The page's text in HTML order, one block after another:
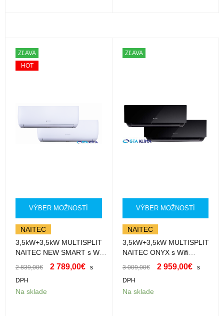
ZĽAVA
HOT
VÝBER MOŽNOSTÍ
NAITEC
3,5kW+3,5kW MULTISPLIT
NAITEC NEW SMART s Wifi
SM35HXXK+SM35HXXK s
montážou
2 839,00€ 2 789,00€
s
DPH
Na sklade
ZĽAVA
VÝBER MOŽNOSTÍ
NAITEC
3,5kW+3,5kW MULTISPLIT
NAITEC ONYX s Wifi
SM35HXXK-B+SM35HXXK-
B s montážou
3 009,00€ 2 959,00€
s
DPH
Na sklade